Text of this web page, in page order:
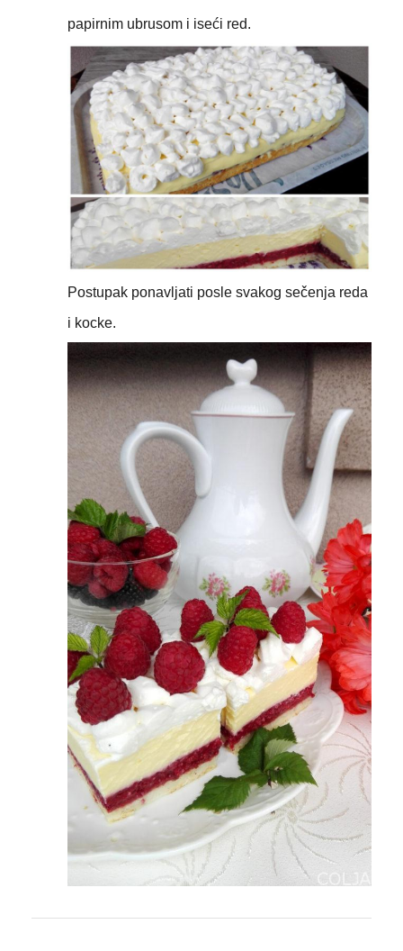
papirnim ubrusom i iseći red.
Postupak ponavljati posle svakog sečenja reda
i kocke.